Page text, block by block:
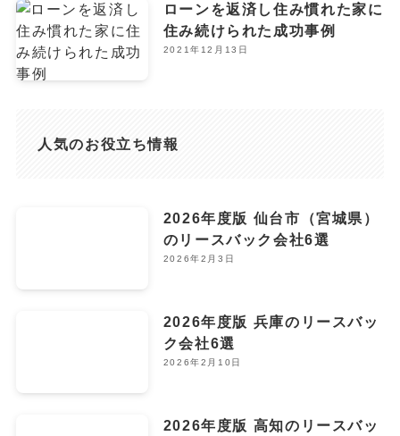
ローンを返済し住み慣れた家に
住み続けられた成功事例
2021年12月13日
人気のお役立ち情報
2026年度版 仙台市（宮城県）
のリースバック会社6選
2026年2月3日
2026年度版 兵庫のリースバッ
ク会社6選
2026年2月10日
2026年度版 高知のリースバッ